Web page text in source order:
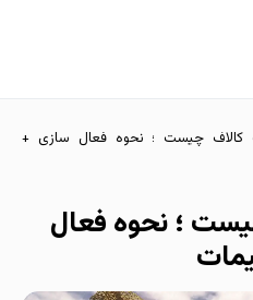
کالاف چیست ؛ نحوه فعال سازی +
؛ نحوه فعال